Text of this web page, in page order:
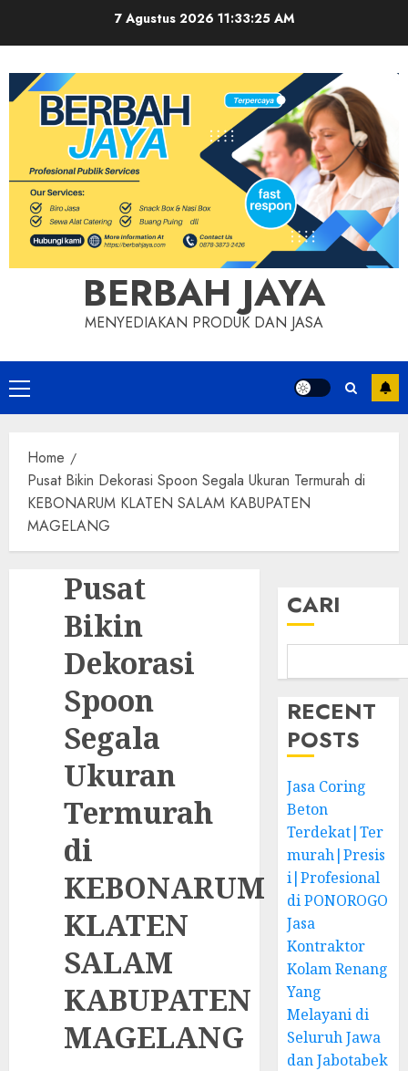
7 Agustus 2026 11:33:26 AM
BERBAH JAYA
MENYEDIAKAN PRODUK DAN JASA
Primary
Menu
Home
Pusat Bikin Dekorasi Spoon Segala Ukuran Termurah di
KEBONARUM KLATEN SALAM KABUPATEN
MAGELANG
Pusat
Bikin
Dekorasi
Spoon
Segala
Ukuran
Termurah
di
KEBONARUM
KLATEN
SALAM
KABUPATEN
MAGELANG
CARI
RECENT
POSTS
Jasa Coring
Beton
Terdekat|Ter
murah|Presis
i|Profesional
di PONOROGO
Jasa
Kontraktor
Kolam Renang
Yang
Melayani di
Seluruh Jawa
dan Jabotabek